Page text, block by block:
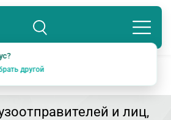
?
другой
8 800 234-18-38
и лиц,